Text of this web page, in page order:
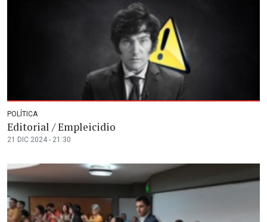
POLÍTICA
Editorial / Empleicidio
21 DIC 2024 - 21:30